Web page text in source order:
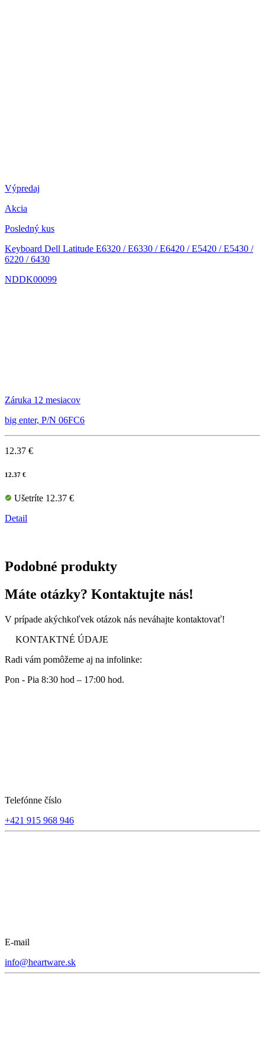
Výpredaj
Akcia
Posledný kus
Keyboard Dell Latitude E6320 / E6330 / E6420 / E5420 / E5430 /
6220 / 6430
NDDK00099
Záruka 12 mesiacov
big enter, P/N 06FC6
12.37 €
12.37 €
Ušetríte 12.37 €
Detail
Podobné produkty
Máte otázky? Kontaktujte nás!
V prípade akýchkoľvek otázok nás neváhajte kontaktovať!
KONTAKTNÉ ÚDAJE
Radi vám pomôžeme aj na infolinke:
Pon - Pia 8:30 hod – 17:00 hod.
Telefónne číslo
+421 915 968 946
E-mail
info@heartware.sk